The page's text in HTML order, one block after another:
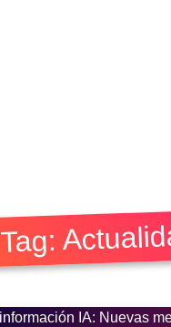
Tag: